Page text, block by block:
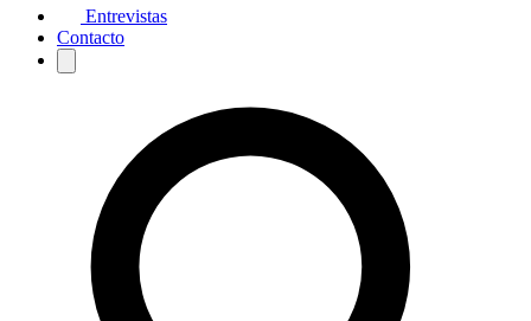
Entrevistas
Contacto